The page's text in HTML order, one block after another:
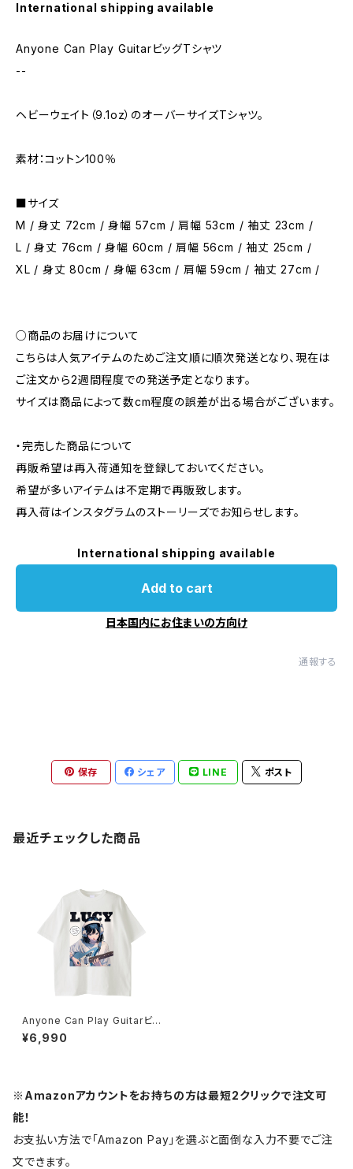
International shipping available
Anyone Can Play GuitarビッグTシャツ
--
ヘビーウェイト（9.1oz）のオーバーサイズTシャツ。
素材：コットン100％
■サイズ
M / 身丈 72cm / 身幅 57cm / 肩幅 53cm / 袖丈 23cm /
L / 身丈 76cm / 身幅 60cm / 肩幅 56cm / 袖丈 25cm /
XL / 身丈 80cm / 身幅 63cm / 肩幅 59cm / 袖丈 27cm /
○商品のお届けについて
こちらは人気アイテムのためご注文順に順次発送となり、現在は
ご注文から2週間程度での発送予定となります。
サイズは商品によって数cm程度の誤差が出る場合がございます。
・完売した商品について
再販希望は再入荷通知を登録しておいてください。
希望が多いアイテムは不定期で再販致します。
再入荷はインスタグラムのストーリーズでお知らせします。
International shipping available
Add to cart
日本国内にお住まいの方向け
通報する
保存 シェア LINE ポスト
最近チェックした商品
Anyone Can Play Guitarビッ
グTシャツ 1014-230221077
¥6,990
※Amazonアカウントをお持ちの方は最短2クリックで注文可
能！
お支払い方法で「Amazon Pay」を選ぶと面倒な入力不要でご注
文できます。